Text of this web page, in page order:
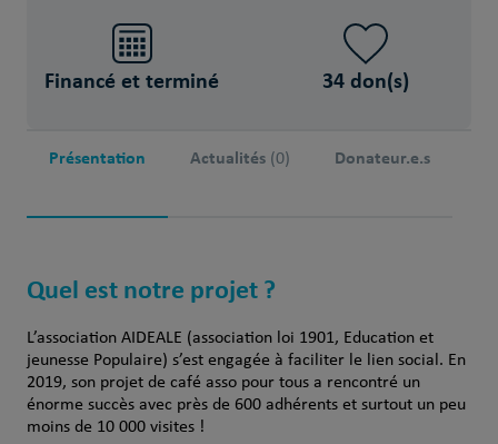
Financé et terminé 34 don(s)
Présentation Actualités (0) Donateur.e.s
Quel est notre projet ?
L’association AIDEALE (association loi 1901, Education et
jeunesse Populaire) s’est engagée à faciliter le lien social. En
2019, son projet de café asso pour tous a rencontré un
énorme succès avec près de 600 adhérents et surtout un peu
moins de 10 000 visites !